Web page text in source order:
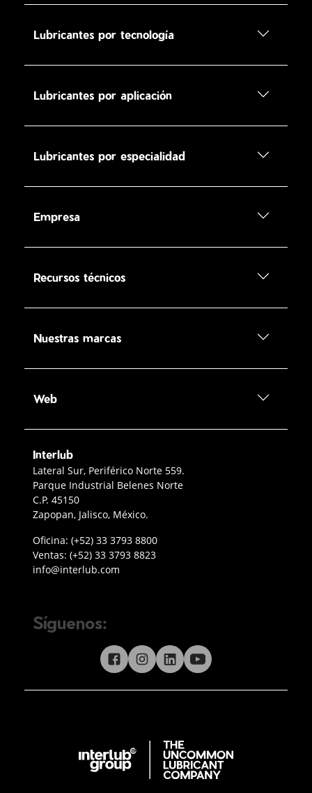
Lubricantes por tecnología
Lubricantes por aplicación
Lubricantes por especialidad
Empresa
Recursos técnicos
Nuestras marcas
Web
Interlub
Contacto Interlub
Lateral Sur, Periférico Norte 559.
Parque Industrial Belenes Norte
C.P. 45150
Zapopan, Jalisco, México.
Oficina: Teléfono oficina Guadalajara
(+52) 33 3793 8800
Ventas: Teléfono ventas
(+52) 33 3793 8823
Enviar correo a Interlub
info@interlub.com
Síguenos:
Síguenos en redes sociales